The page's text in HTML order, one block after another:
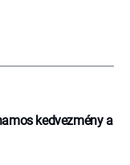
kedvezmény a